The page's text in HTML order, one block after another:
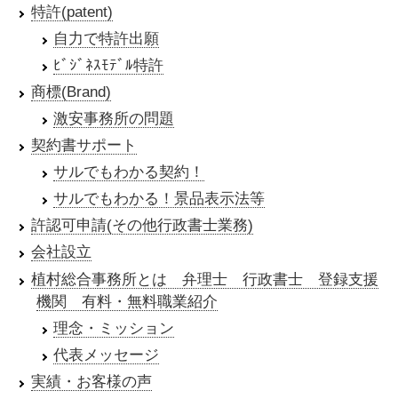
特許(patent)
自力で特許出願
ﾋﾞｼﾞﾈｽﾓﾃﾞﾙ特許
商標(Brand)
激安事務所の問題
契約書サポート
サルでもわかる契約！
サルでもわかる！景品表示法等
許認可申請(その他行政書士業務)
会社設立
植村総合事務所とは 弁理士 行政書士 登録支援
機関 有料・無料職業紹介
理念・ミッション
代表メッセージ
実績・お客様の声